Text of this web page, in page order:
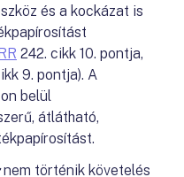
és a kockázat is
242. cikk 10. pontja,
9. pontja). A
belül
átlátható,
nem történik követelés